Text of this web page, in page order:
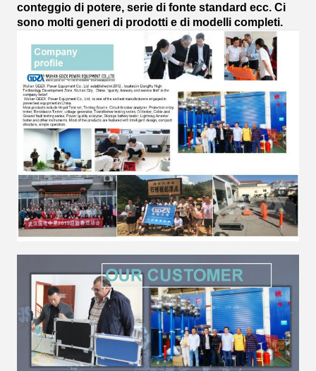
conteggio di potere, serie di fonte standard ecc. Ci
sono molti generi di prodotti e di modelli completi.